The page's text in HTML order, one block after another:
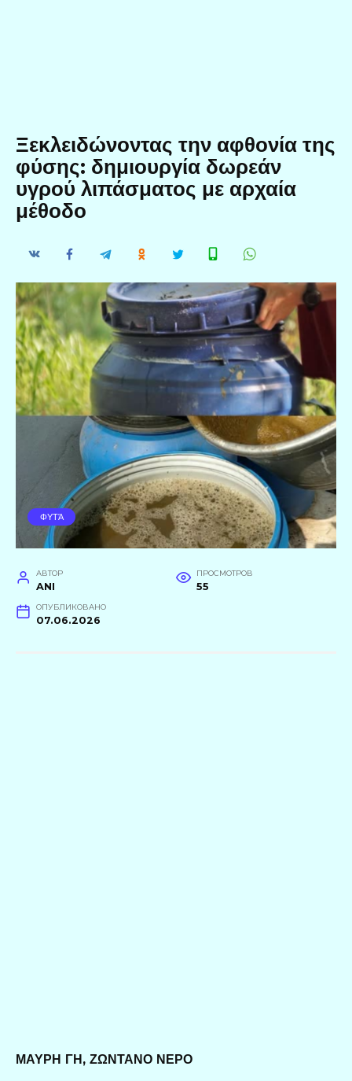
Ξεκλειδώνοντας την αφθονία της
φύσης: δημιουργία δωρεάν
υγρού λιπάσματος με αρχαία
μέθοδο
ΦΥΤΆ
АВТОР
ANI
ПРОСМОТРОВ
55
ОПУБЛИКОВАНО
07.06.2026
ΜΑΥΡΗ ΓΗ, ΖΩΝΤΑΝΟ ΝΕΡΟ